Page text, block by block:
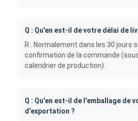
Q : Qu'en est-il de votre délai de
R : Normalement dans les 30 jours
confirmation de la commande
calendrier de production).
Q : Qu'en est-il de l'emballage de
d'exportation ?